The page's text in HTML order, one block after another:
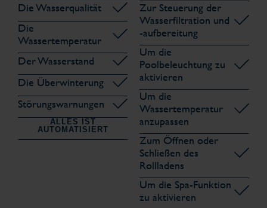
Die Wasserqualität
Die
Wassertemperatur
Der Wasserstand
Die Überwinterung
Störungswarnungen
ALLES IST
AUTOMATISIERT
Zur Steuerung der
Wasserfiltration und
-aufbereitung
Um die
Poolbeleuchtung zu
aktivieren
Um die
Wassertemperatur
anzupassen
Zum Öffnen oder
Schließen des
Rollladens
Um die Spa-Funktion
zu aktivieren